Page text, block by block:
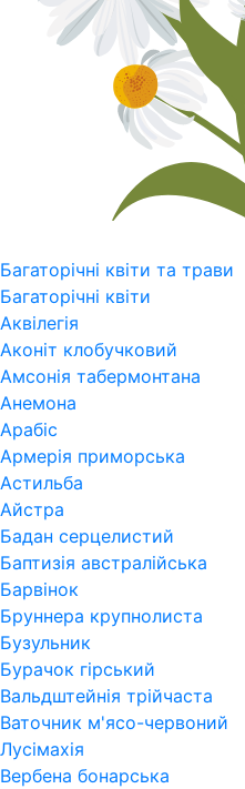
Багаторічні квіти та трави
Багаторічні квіти
Аквілегія
Аконіт клобучковий
Амсонія табермонтана
Анемона
Арабіс
Армерія приморська
Астильба
Айстра
Бадан серцелистий
Баптизія австралійська
Барвінок
Бруннера крупнолиста
Бузульник
Бурачок гірський
Вальдштейнія трійчаста
Ваточник м'ясо-червоний
Лусімахія
Вербена бонарська